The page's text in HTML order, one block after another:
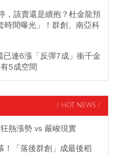
，該賣還是續抱？杜金龍預
時間曝光」！群創、南亞科
連6漲「反彈7成」衝千金
5成空間
/ HOT NEWS /
熱漲勢 vs 嚴峻現實
！「落後群創」成最後稻